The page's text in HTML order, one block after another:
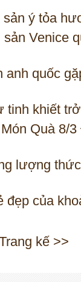
sản ý tỏa
Venice
anh quốc
tinh khiết
Quà 8/
lượng
đẹp của
kế >>